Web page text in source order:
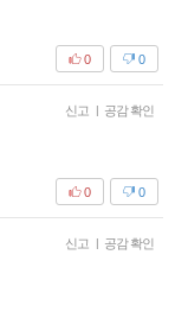
0
0
신고 | 공감 확인
0
0
신고 | 공감 확인